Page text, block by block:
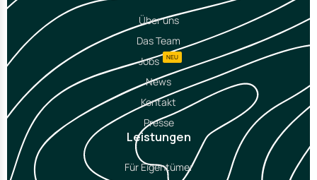
Über uns
Das Team
Jobs
NEU
News
Kontakt
Presse
Leistungen
Für Eigentümer